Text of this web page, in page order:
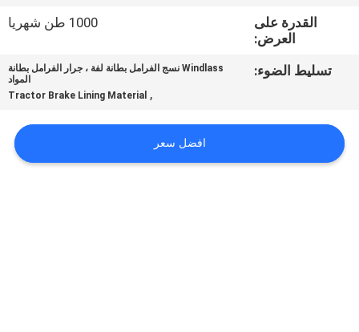
اقتباس
خريطة
الموقع
القدرة على
العرض:
1000 طن شهريا
تسليط الضوء:
Windlass نسج الفرامل بطانة لفة ، جرار الفرامل بطانة
المواد
,
Tractor Brake Lining Material
افضل سعر